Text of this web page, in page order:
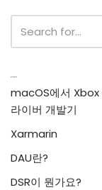
macOS에서 Xbox
라이버 개발기
Xarmarin
DAU란?
DSR이 뭔가요?